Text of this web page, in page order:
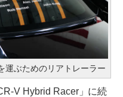
運ぶためのリアトレーラー
V Hybrid Racer」に続